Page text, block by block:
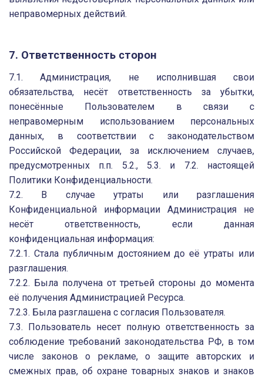
неправомерных действий.
7. Ответственность сторон
7.1. Администрация, не исполнившая свои
обязательства, несёт ответственность за убытки,
понесённые Пользователем в связи с
неправомерным использованием персональных
данных, в соответствии с законодательством
Российской Федерации, за исключением случаев,
предусмотренных п.п. 5.2., 5.3. и 7.2. настоящей
Политики Конфиденциальности.
7.2. В случае утраты или разглашения
Конфиденциальной информации Администрация не
несёт ответственность, если данная
конфиденциальная информация:
7.2.1. Стала публичным достоянием до её утраты или
разглашения.
7.2.2. Была получена от третьей стороны до момента
её получения Администрацией Ресурса.
7.2.3. Была разглашена с согласия Пользователя.
7.3. Пользователь несет полную ответственность за
соблюдение требований законодательства РФ, в том
числе законов о рекламе, о защите авторских и
смежных прав, об охране товарных знаков и знаков